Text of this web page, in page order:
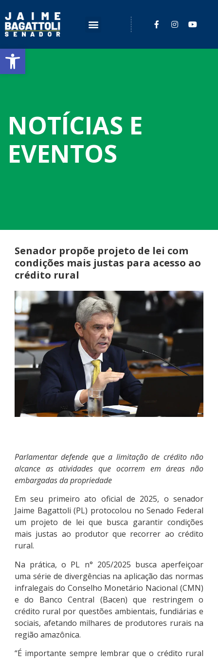
Barra de Ferramentas Aberta
NOTÍCIAS E
EVENTOS
Senador propõe projeto de lei com
condições mais justas para acesso ao
crédito rural
Parlamentar defende que a limitação de crédito não
alcance as atividades que ocorrem em áreas não
embargadas da propriedade
Em seu primeiro ato oficial de 2025, o senador
Jaime Bagattoli (PL) protocolou no Senado Federal
um projeto de lei que busca garantir condições
mais justas ao produtor que recorrer ao crédito
rural.
Na prática, o PL n° 205/2025 busca aperfeiçoar
uma série de divergências na aplicação das normas
infralegais do Conselho Monetário Nacional (CMN)
e do Banco Central (Bacen) que restringem o
crédito rural por questões ambientais, fundiárias e
sociais, afetando milhares de produtores rurais na
região amazônica.
“É importante sempre lembrar que o crédito rural